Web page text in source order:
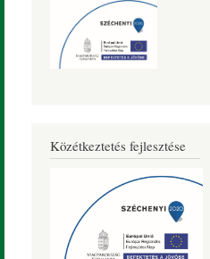
Közétkeztetés fejlesztése